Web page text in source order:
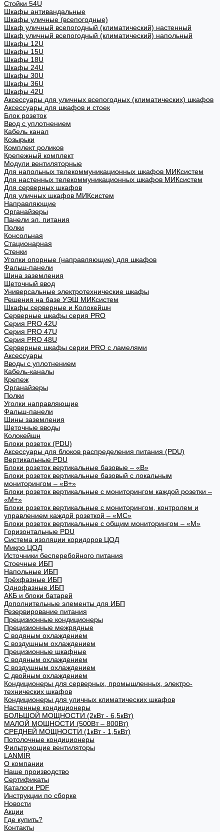
Стойки 54U
Шкафы антивандальные
Шкафы уличные (всепогодные)
Шкаф уличный всепогодный (климатический) настенный
Шкаф уличный всепогодный (климатический) напольный
Шкафы 12U
Шкафы 15U
Шкафы 18U
Шкафы 24U
Шкафы 30U
Шкафы 36U
Шкафы 42U
Аксессуары для уличных всепогодных (климатических) шкафов
Аксессуары для шкафов и стоек
Блок розеток
Ввод с уплотнением
Кабель канал
Козырьки
Комплект роликов
Крепежный комплект
Модули вентиляторные
Для напольных телекоммуникационных шкафов МИКсистем
Для настенных телекоммуникационных шкафов МИКсистем
Для серверных шкафов
Для уличных шкафов МИКсистем
Направляющие
Органайзеры
Панели эл. питания
Полки
Консольная
Стационарная
Стенки
Уголки опорные (направляющие) для шкафов
Фальш-панели
Шина заземления
Щеточный ввод
Универсальные электротехнические шкафы
Решения на базе УЭШ МИКсистем
Шкафы серверные и Колокейшн
Серверные шкафы серия PRO
Серия PRO 42U
Серия PRO 47U
Серия PRO 48U
Серверные шкафы серии PRO с ламелями
Аксессуары
Вводы с уплотнением
Кабель-каналы
Крепеж
Органайзеры
Полки
Уголки направляющие
Фальш-панели
Шины заземления
Щеточные вводы
Колокейшн
Блоки розеток (PDU)
Аксессуары для блоков распределения питания (PDU)
Вертикальные PDU
Блоки розеток вертикальные базовые – «В»
Блоки розеток вертикальные базовый с локальным
мониторингом – «В+»
Блоки розеток вертикальные с мониторингом каждой розетки –
«М+»
Блоки розеток вертикальные с мониторингом, контролем и
управлением каждой розеткой – «МС»
Блоки розеток вертикальные с общим мониторингом – «М»
Горизонтальные PDU
Система изоляции коридоров ЦОД
Микро ЦОД
Источники бесперебойного питания
Стоечные ИБП
Напольные ИБП
Трёхфазные ИБП
Однофазные ИБП
АКБ и блоки батарей
Дополнительные элементы для ИБП
Резервирование питания
Прецизионные кондиционеры
Прецизионные межрядные
С водяным охлаждением
С воздушным охлаждением
Прецизионные шкафные
С водяным охлаждением
С воздушным охлаждением
С двойным охлаждением
Кондиционеры для серверных, промышленных, электро-
технических шкафов
Кондиционеры для уличных климатических шкафов
Настенные кондиционеры
БОЛЬШОЙ МОЩНОСТИ (2кВт - 6,5кВт)
МАЛОЙ МОЩНОСТИ (500Вт – 800Вт)
СРЕДНЕЙ МОЩНОСТИ (1кВт - 1,5кВт)
Потолочные кондиционеры
Фильтрующие вентиляторы
LANMIR
О компании
Наше производство
Сертификаты
Каталоги PDF
Инструкции по сборке
Новости
Акции
Где купить?
Контакты